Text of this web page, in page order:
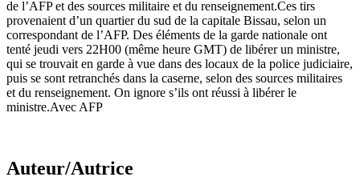
de l’AFP et des sources militaire et du renseignement.Ces tirs
provenaient d’un quartier du sud de la capitale Bissau, selon un
correspondant de l’AFP. Des éléments de la garde nationale ont
tenté jeudi vers 22H00 (même heure GMT) de libérer un ministre,
qui se trouvait en garde à vue dans des locaux de la police judiciaire,
puis se sont retranchés dans la caserne, selon des sources militaires
et du renseignement. On ignore s’ils ont réussi à libérer le
ministre.Avec AFP
Auteur/Autrice